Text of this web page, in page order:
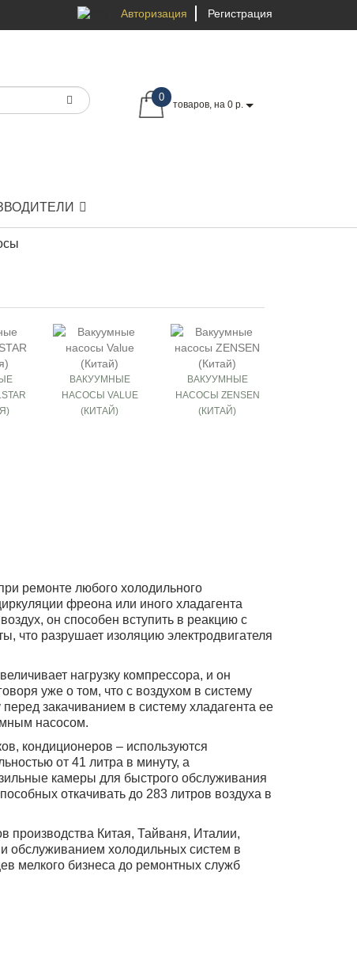
Авторизация Регистрация
0
товаров, на 0 р.
ВАКУУМНЫЕ
НАСОСЫ VALUE
(КИТАЙ)
ВАКУУМНЫЕ
НАСОСЫ ZENSEN
(КИТАЙ)
ремонте любого холодильного
фреона или иного хладагента
он способен вступить в реакцию с
что разрушает изоляцию электродвигателя
нагрузку компрессора, и он
уже о том, что с воздухом в систему
закачиванием в систему хладагента ее
насосом.
кондиционеров – используются
от 41 литра в минуту, а
камеры для быстрого обслуживания
откачивать до 283 литров воздуха в
производства Китая, Тайваня, Италии,
обслуживанием холодильных систем в
мелкого бизнеса до ремонтных служб